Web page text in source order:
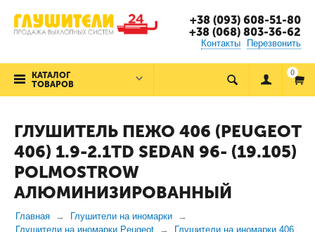
+38 (093) 608-51-80
+38 (068) 803-36-62
Контакты Перезвонить
КАТАЛОГ
ТОВАРОВ
0
ГЛУШИТЕЛЬ ПЕЖО 406 (PEUGEOT
406) 1.9-2.1TD SEDAN 96- (19.105)
POLMOSTROW
АЛЮМИНИЗИРОВАННЫЙ
Главная
Глушители на иномарки
Глушители на иномарки Peugeot
Глушители на иномарки 406